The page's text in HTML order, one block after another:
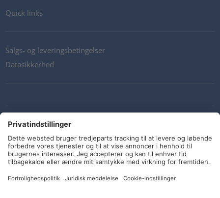
Quick links
Salgs- og leveringsbetingelser
Datasikkerhed
Kontakt os
Retningslinjer og forpligtelser
Sociale medier